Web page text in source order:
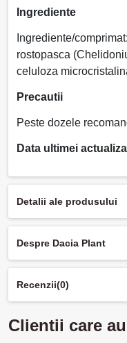
Ingrediente
Ingrediente/
rostopasca
celuloza
Precautii
Peste dozele
Data ultimei
Detalii ale produsului
Despre Dacia Plant
Recenzii(0)
Clientii care